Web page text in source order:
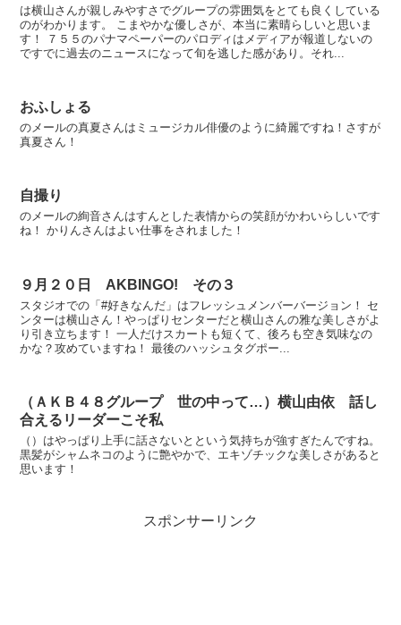
は横山さんが親しみやすさでグループの雰囲気をとても良くしている
のがわかります。 こまやかな優しさが、本当に素晴らしいと思いま
す！ ７５５のパナマペーパーのパロディはメディアが報道しないの
ですでに過去のニュースになって旬を逃した感があり。それ...
おふしょる
のメールの真夏さんはミュージカル俳優のように綺麗ですね！さすが
真夏さん！
自撮り
のメールの絢音さんはすんとした表情からの笑顔がかわいらしいです
ね！ かりんさんはよい仕事をされました！
９月２０日 AKBINGO! その３
スタジオでの「#好きなんだ」はフレッシュメンバーバージョン！ セ
ンターは横山さん！やっぱりセンターだと横山さんの雅な美しさがよ
り引き立ちます！ 一人だけスカートも短くて、後ろも空き気味なの
かな？攻めていますね！ 最後のハッシュタグポー...
（ＡＫＢ４８グループ 世の中って…）横山由依 話し
合えるリーダーこそ私
（）はやっぱり上手に話さないとという気持ちが強すぎたんですね。
黒髪がシャムネコのように艶やかで、エキゾチックな美しさがあると
思います！
スポンサーリンク